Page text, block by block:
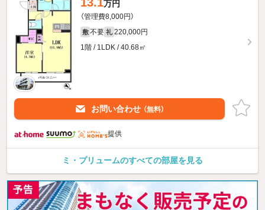
万円
（管理費8,000円）
敷 不要 礼 220,000円
1階 / 1LDK / 40.68㎡
お問い合わせ （無料）
提供
ミ・プリュームのすべての部屋を見る